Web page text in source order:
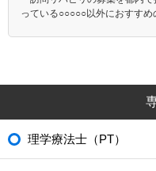
っている○○○○○以外におすすめ
理学療法士（PT）